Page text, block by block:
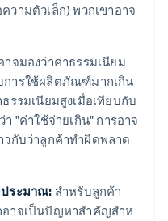
ามตัวเล็ก) พวกเขาอาจ
าจมองว่าค่าธรรมเนียม
การใช้ผลิตภัณฑ์มากเกิน
รรมเนียมสูงเมื่อเทียบกับ
"ค่าใช้จ่ายเกิน" การอาจ
วกับว่าลูกค้าทำผิดพลาด
ประมาณ: สําหรับลูกค้า
าจเป็นปัญหาสําคัญสําห